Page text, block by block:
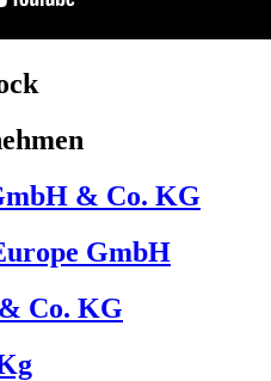
& Co. KG
GmbH
Co. KG